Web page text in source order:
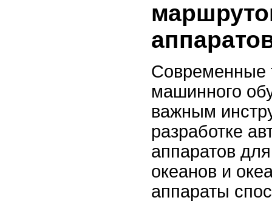
Современные
машинного
важным
разработке
аппаратов
океанов и
аппараты